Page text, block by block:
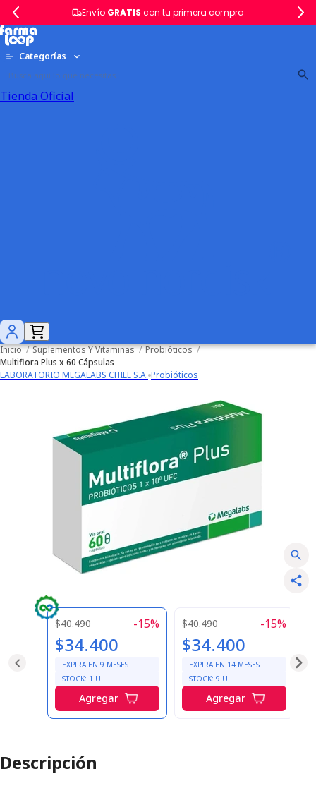
Envío GRATIS con tu primera compra
Categorías
Tienda Oficial
Inicio / Suplementos Y Vitaminas / Probióticos /
Multiflora Plus x 60 Cápsulas
LABORATORIO MEGALABS CHILE S.A. Probióticos
$40.490 -15%
$34.400
EXPIRA EN 9 MESES
STOCK: 1 U.
Agregar
$40.490 -15%
$34.400
EXPIRA EN 14 MESES
STOCK: 9 U.
Agregar
Descripción